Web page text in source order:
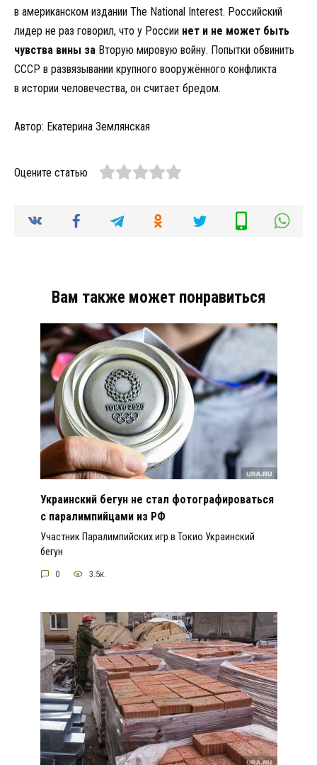
в американском издании The National Interest. Российский
лидер не раз говорил, что у России нет и не может быть
чувства вины за Вторую мировую войну. Попытки обвинить
СССР в развязывании крупного вооружённого конфликта
в истории человечества, он считает бредом.
Автор: Екатерина Землянская
Оцените статью
Вам также может понравиться
Украинский бегун не стал фотографироваться
с паралимпийцами из РФ
Участник Паралимпийских игр в Токио Украинский
бегун
0 3.5к.